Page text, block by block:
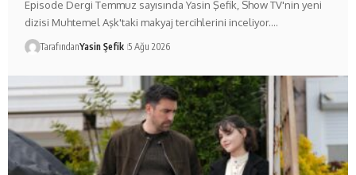
Episode Dergi Temmuz sayısında Yasin Şefik, Show TV'nin yeni
dizisi Muhtemel Aşk'taki makyaj tercihlerini inceliyor.…
TarafındanYasin Şefik 5 Ağu 2026